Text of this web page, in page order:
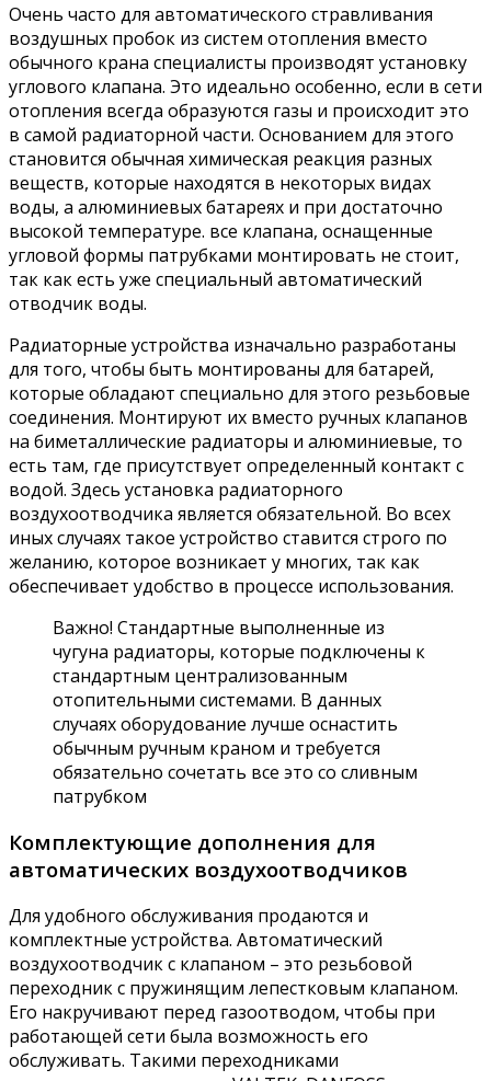
Очень часто для автоматического стравливания
воздушных пробок из систем отопления вместо
обычного крана специалисты производят установку
углового клапана. Это идеально особенно, если в сети
отопления всегда образуются газы и происходит это
в самой радиаторной части. Основанием для этого
становится обычная химическая реакция разных
веществ, которые находятся в некоторых видах
воды, а алюминиевых батареях и при достаточно
высокой температуре. все клапана, оснащенные
угловой формы патрубками монтировать не стоит,
так как есть уже специальный автоматический
отводчик воды.
Радиаторные устройства изначально разработаны
для того, чтобы быть монтированы для батарей,
которые обладают специально для этого резьбовые
соединения. Монтируют их вместо ручных клапанов
на биметаллические радиаторы и алюминиевые, то
есть там, где присутствует определенный контакт с
водой. Здесь установка радиаторного
воздухоотводчика является обязательной. Во всех
иных случаях такое устройство ставится строго по
желанию, которое возникает у многих, так как
обеспечивает удобство в процессе использования.
Важно! Стандартные выполненные из
чугуна радиаторы, которые подключены к
стандартным централизованным
отопительными системами. В данных
случаях оборудование лучше оснастить
обычным ручным краном и требуется
обязательно сочетать все это со сливным
патрубком
Комплектующие дополнения для
автоматических воздухоотводчиков
Для удобного обслуживания продаются и
комплектные устройства. Автоматический
воздухоотводчик с клапаном – это резьбовой
переходник с пружинящим лепестковым клапаном.
Его накручивают перед газоотводом, чтобы при
работающей сети была возможность его
обслуживать. Такими переходниками